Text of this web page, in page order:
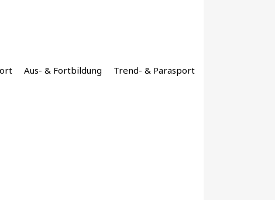
Aus- & Fortbildung Trend- & Parasport